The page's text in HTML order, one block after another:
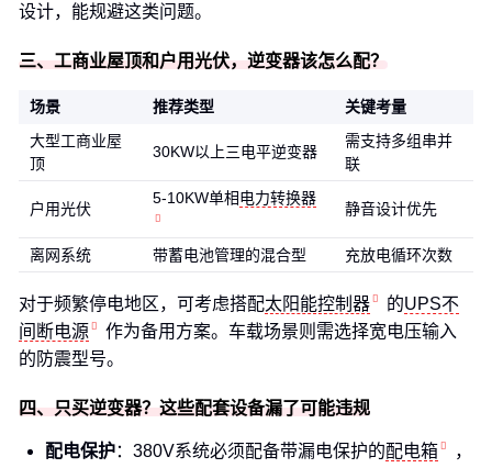
设计，能规避这类问题。
三、工商业屋顶和户用光伏，逆变器该怎么配？
场景 推荐类型
关键考量
大型工商业屋
顶
30KW以上三电平逆变器
需支持多组串并
联
户用光伏
5-10KW单相电力转换器
静音设计优先
离网系统 带蓄电池管理的混合型 充放电循环次数
对于频繁停电地区，可考虑搭配太阳能控制器 的UPS不
间断电源
作为备用方案。车载场景则需选择宽电压输入
的防震型号。
四、只买逆变器？这些配套设备漏了可能违规
配电保护：380V系统必须配备带漏电保护的配电箱
，